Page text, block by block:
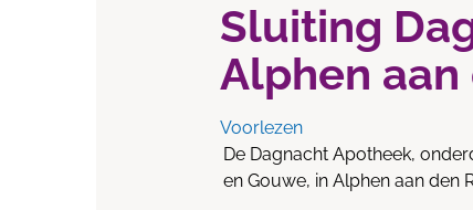
Sluiting
Alphen aan
Voorlezen
De Dagnacht Apotheek,
en Gouwe, in Alphen aan den